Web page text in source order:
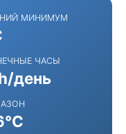
МИНИМУМ
ЧАСЫ
день